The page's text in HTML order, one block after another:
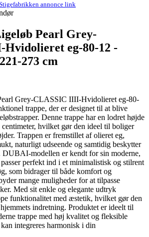
annonce link
Pearl Grey-
eg-80-12 -
273 cm
Grey-CLASSIC IIII-Hvidolieret eg-80-
trappe, der er designet til at blive
Denne trappe har en lodret højde
hvilket gør den ideel til boliger
Trappen er fremstillet af olieret eg,
naturligt udseende og samtidig beskytter
modellen er kendt for sin moderne,
perfekt ind i et minimalistisk og stilrent
som bidrager til både komfort og
mange muligheder for at tilpasse
Med sit enkle og elegante udtryk
funktionalitet med æstetik, hvilket gør den
indretning. Produktet er ideelt til
trappe med høj kvalitet og fleksible
integreres harmonisk i din